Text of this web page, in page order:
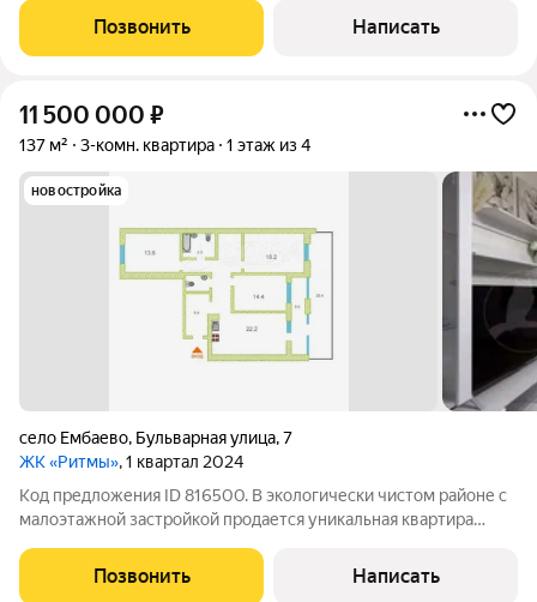
31 мПросторная комната и светлая кухняВ квартире уже
сделан ремонт, в котором вы станете
Позвонить Написать
11 500 000 ₽
137 м² 3-комн. квартира 1 этаж из 4
новостройка
село Ембаево, Бульварная улица,7
ЖК «Ритмы», 1 квартал 2024
Код предложения ID 816500. В экологически чистом районе с
малоэтажной застройкой продается уникальная квартира
Это просторное жилье в современном комплексе,
выполненном в едином архитектурном
Позвонить Написать